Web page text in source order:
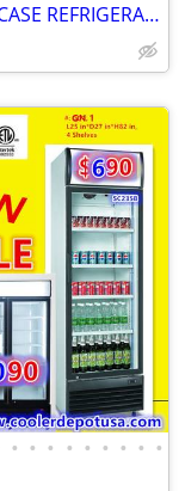
SHOW BAKERY PASTRY DELI CASE REFRIGERATOR
• • • • • • • • •